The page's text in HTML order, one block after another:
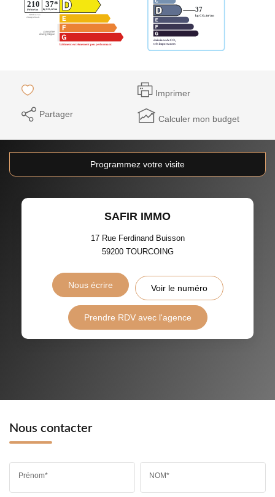
Imprimer
Partager Calculer mon budget
Programmez votre visite
SAFIR IMMO
17 Rue Ferdinand Buisson
59200 TOURCOING
Nous écrire Voir le numéro
Prendre RDV avec l'agence
Nous contacter
Prénom* NOM*